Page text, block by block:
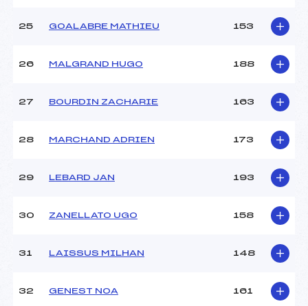
25 GOALABRE MATHIEU 153
26 MALGRAND HUGO 188
27 BOURDIN ZACHARIE 163
28 MARCHAND ADRIEN 173
29 LEBARD JAN 193
30 ZANELLATO UGO 158
31 LAISSUS MILHAN 148
32 GENEST NOA 161